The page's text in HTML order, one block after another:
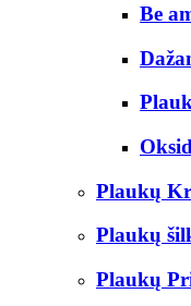
Be
Plaukų
Plaukų
Plaukų